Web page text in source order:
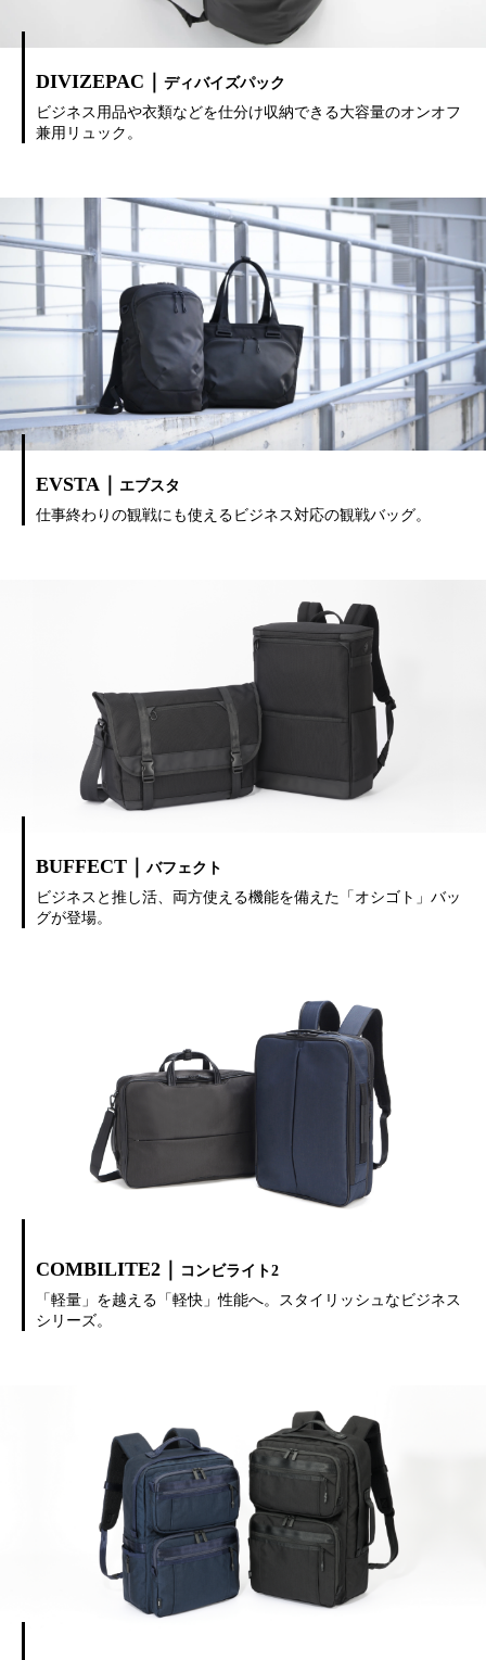
DIVIZEPAC｜
ディバイズパック
ビジネス用品や衣類などを仕分け収納できる大容量のオンオフ
兼用リュック。
EVSTA｜
エブスタ
仕事終わりの観戦にも使えるビジネス対応の観戦バッグ。
BUFFECT｜
バフェクト
ビジネスと推し活、両方使える機能を備えた「オシゴト」バッ
グが登場。
COMBILITE2｜
コンビライト2
「軽量」を越える「軽快」性能へ。スタイリッシュなビジネス
シリーズ。